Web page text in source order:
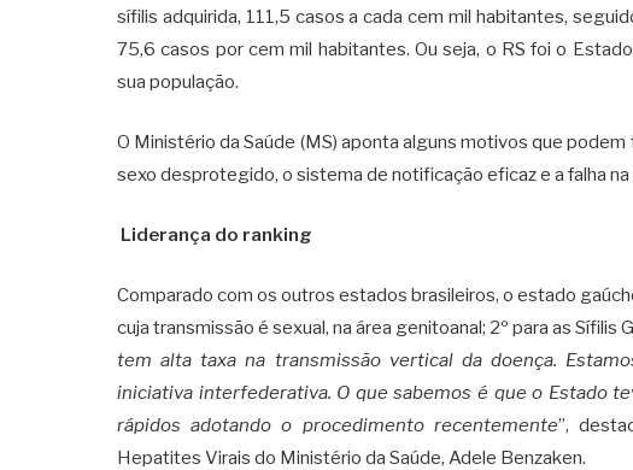
sífilis adquirida, 111,5 casos a cada cem mil habitantes,
75,6 casos por cem mil habitantes. Ou seja, o RS foi o
sua população.
O Ministério da Saúde (MS) aponta alguns motivos que
sexo desprotegido, o sistema de notificação eficaz e a falha
Liderança do ranking
Comparado com os outros estados brasileiros, o estado
cuja transmissão é sexual, na área genitoanal; 2º para as Sífilis
tem alta taxa na transmissão vertical da doença.
iniciativa interfederativa. O que sabemos é que o Estado
rápidos adotando o procedimento recentemente”,
Hepatites Virais do Ministério da Saúde, Adele Benzaken.